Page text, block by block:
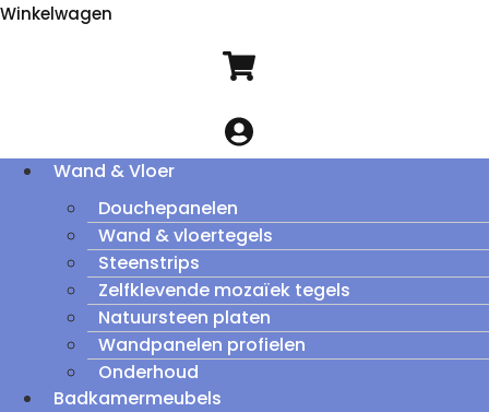
Winkelwagen
Wand & Vloer
Douchepanelen
Wand & vloertegels
Steenstrips
Zelfklevende mozaïek tegels
Natuursteen platen
Wandpanelen profielen
Onderhoud
Badkamermeubels